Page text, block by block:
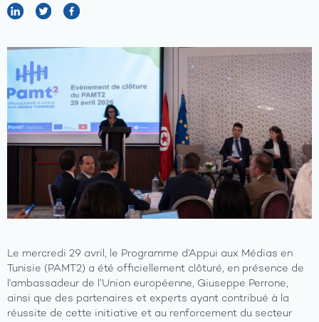
Le mercredi 29 avril, le Programme d’Appui aux Médias en
Tunisie (PAMT2) a été officiellement clôturé, en présence de
l’ambassadeur de l’Union européenne, Giuseppe Perrone,
ainsi que des partenaires et experts ayant contribué à la
réussite de cette initiative et au renforcement du secteur